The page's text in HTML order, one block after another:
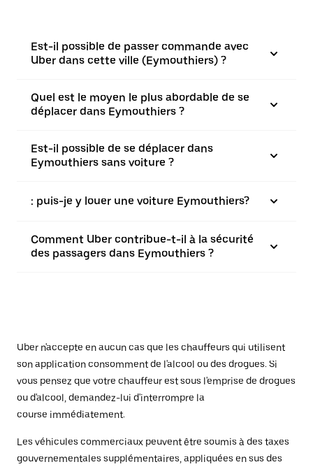
Est-il possible de passer commande avec
Uber dans cette ville (Eymouthiers) ?
Quel est le moyen le plus abordable de se
déplacer dans Eymouthiers ?
Est-il possible de se déplacer dans
Eymouthiers sans voiture ?
: puis-je y louer une voiture Eymouthiers?
Comment Uber contribue-t-il à la sécurité
des passagers dans Eymouthiers ?
Uber n'accepte en aucun cas que les chauffeurs qui utilisent
son application consomment de l'alcool ou des drogues. Si
vous pensez que votre chauffeur est sous l'emprise de drogues
ou d'alcool, demandez-lui d'interrompre la
course immédiatement.
Les véhicules commerciaux peuvent être soumis à des taxes
gouvernementales supplémentaires, appliquées en sus des